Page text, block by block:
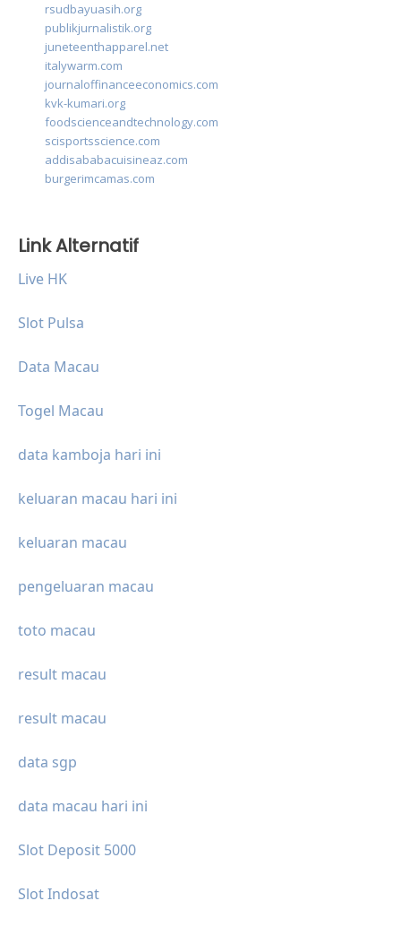
rsudbayuasih.org
publikjurnalistik.org
juneteenthapparel.net
italywarm.com
journaloffinanceeconomics.com
kvk-kumari.org
foodscienceandtechnology.com
scisportsscience.com
addisababacuisineaz.com
burgerimcamas.com
Link Alternatif
Live HK
Slot Pulsa
Data Macau
Togel Macau
data kamboja hari ini
keluaran macau hari ini
keluaran macau
pengeluaran macau
toto macau
result macau
result macau
data sgp
data macau hari ini
Slot Deposit 5000
Slot Indosat